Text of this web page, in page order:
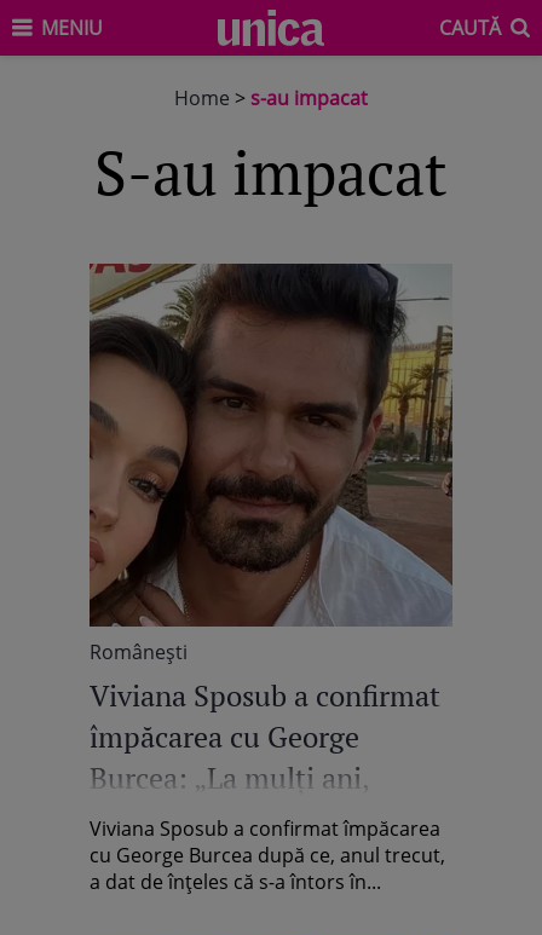
MENIU CAUTĂ
Home > s-au impacat
s-au impacat
Româneşti
Viviana Sposub a confirmat
împăcarea cu George
Burcea: „La mulți ani,
iubitule!” / Video
Viviana Sposub a confirmat împăcarea
cu George Burcea după ce, anul trecut,
a dat de înțeles că s-a întors în...